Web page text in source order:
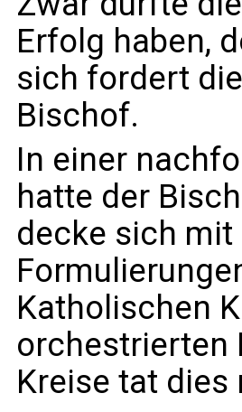
Erfolg haben,
sich fordert
Bischof.
In einer
hatte der
decke sich
Katholischen
orchestrierten
Kreise tat